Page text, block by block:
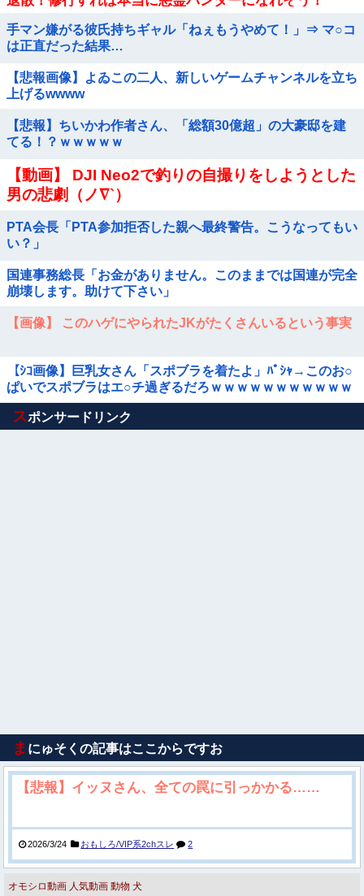
手マン嫌がる彼氏持ちギャル「ねぇもうやめて！」⇒ マ○コ
は正直だった結果…
【悲報画像】よゐこの二人、新しいゲームチャンネルを立ち
上げるwwww
【悲報】ちいかわ作者さん、「総額30億超」の大豪邸を建
てる！？ｗｗｗｗｗ
【動画】 DJI Neo2で釣りの自撮りをしようとした
男の悲劇（ノ∇`）
PTA会長「PTA参加拒否した親へ最終警告。こうなってもい
い？」
国連事務総長「お金がありません。このままでは国連が完全
崩壊します。助けて下さい」
【画像】 このハゲにやられたJKがたくさんいるという事実
【ｼｺ画像】巨乳女さん「スポブラを着たよ」ﾊﾟｼｬ→このお○
ぱいでスポブラはエ○チ過ぎるだろｗｗｗｗｗｗｗｗｗｗｗ
ｗ
Powered by livedoor 相互RSS
スポンサードリンク
ま にゅそくの記事はここからですお
【悲報】イッヌさん、全ての罠に引っかかる……
2026/3/24 おもしろ/VIP系2chスレ 2
オモシロ動画 人気動画 動物 犬